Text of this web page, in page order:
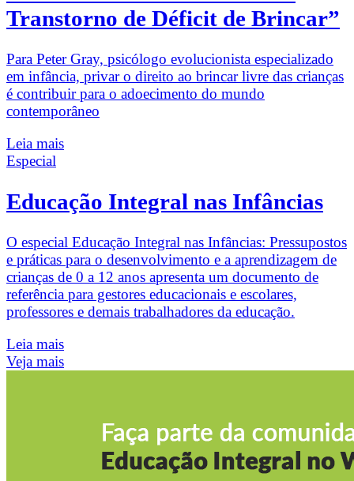
Transtorno de Déficit de Brincar”
Para Peter Gray, psicólogo evolucionista especializado
em infância, privar o direito ao brincar livre das crianças
é contribuir para o adoecimento do mundo
contemporâneo
Leia mais
Especial
Educação Integral nas Infâncias
O especial Educação Integral nas Infâncias: Pressupostos
e práticas para o desenvolvimento e a aprendizagem de
crianças de 0 a 12 anos apresenta um documento de
referência para gestores educacionais e escolares,
professores e demais trabalhadores da educação.
Leia mais
Veja mais